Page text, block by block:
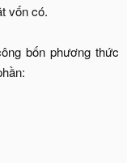
vốn có.
bốn phương thức